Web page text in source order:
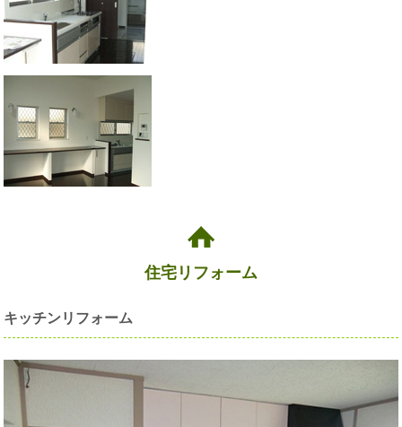
住宅リフォーム
キッチンリフォーム